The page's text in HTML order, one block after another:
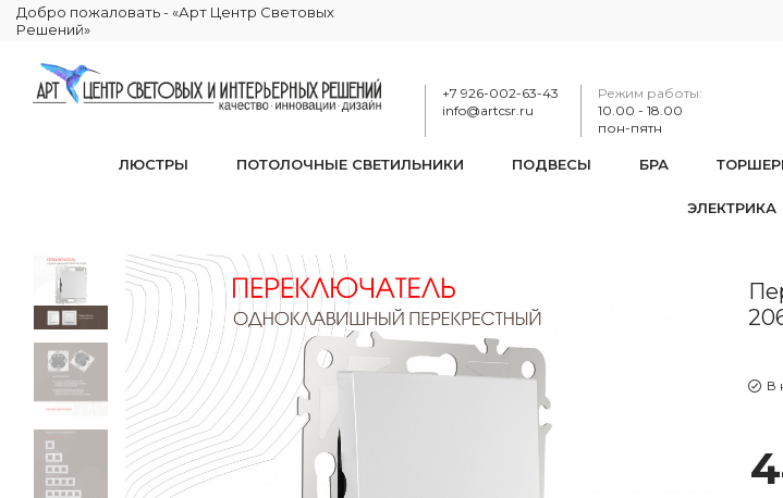
Добро пожаловать - «Арт Центр Световых
Решений»
+7 926-002-63-43
info@artcsr.ru
Режим работы:
10.00 - 18.00
пон-пятн
ЛЮСТРЫ ПОТОЛОЧНЫЕ СВЕТИЛЬНИКИ ПОДВЕСЫ БРА
ЭЛЕКТРИКА
В